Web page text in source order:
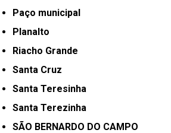
Paço municipal
Planalto
Riacho Grande
Santa Cruz
Santa Teresinha
Santa Terezinha
SÃO BERNARDO DO CAMPO